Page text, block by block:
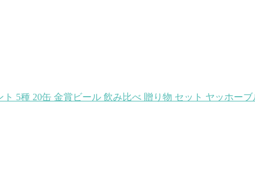
5種 20缶 金賞ビール 飲み比べ 贈り物 セット ヤッホー